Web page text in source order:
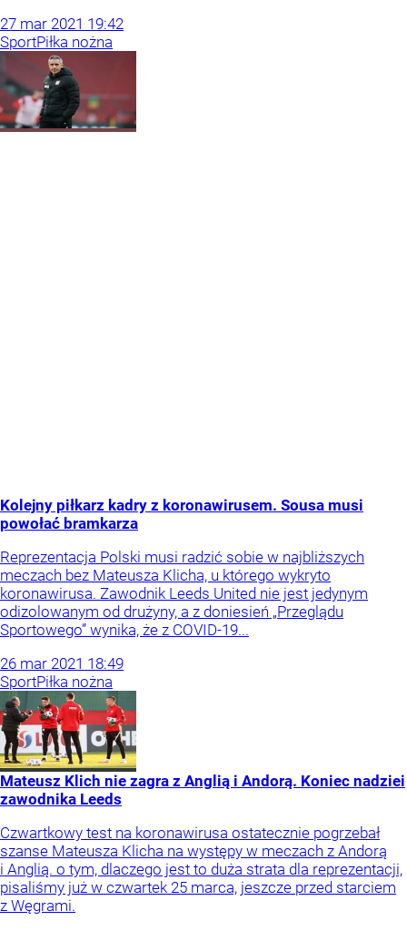
27 mar 2021 19:42
SportPiłka nożna
Kolejny piłkarz kadry z koronawirusem. Sousa musi
powołać bramkarza
Reprezentacja Polski musi radzić sobie w najbliższych
meczach bez Mateusza Klicha, u którego wykryto
koronawirusa. Zawodnik Leeds United nie jest jedynym
odizolowanym od drużyny, a z doniesień „Przeglądu
Sportowego” wynika, że z COVID-19...
26 mar 2021 18:49
SportPiłka nożna
Mateusz Klich nie zagra z Anglią i Andorą. Koniec nadziei
zawodnika Leeds
Czwartkowy test na koronawirusa ostatecznie pogrzebał
szanse Mateusza Klicha na występy w meczach z Andorą
i Anglią. o tym, dlaczego jest to duża strata dla reprezentacji,
pisaliśmy już w czwartek 25 marca, jeszcze przed starciem
z Węgrami.